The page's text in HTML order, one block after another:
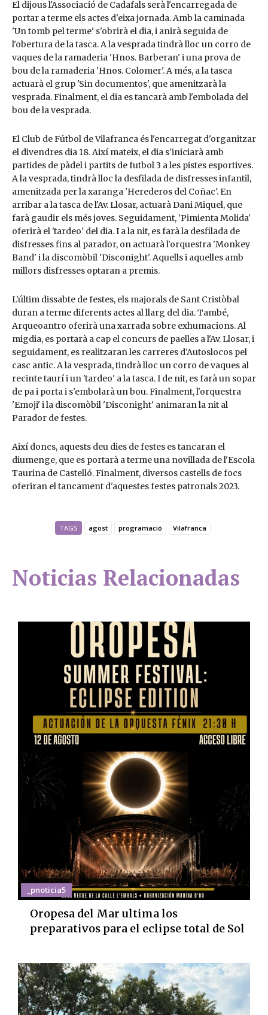
El dijous l'Associació de Cadafals serà l'encarregada de
portar a terme els actes d'eixa jornada. Amb la caminada
'Un tomb pel terme' s'obrirà el dia, i anirà seguida de
l'obertura de la tasca. A la vesprada tindrà lloc un corro de
vaques de la ramaderia 'Hnos. Barberan' i una prova de
bou de la ramaderia 'Hnos. Colomer'. A més, a la tasca
actuarà el grup 'Sin documentos', que amenitzarà la
vesprada. Finalment, el dia es tancarà amb l'embolada del
bou de la vesprada.
El Club de Fútbol de Vilafranca és l'encarregat d'organitzar
el divendres dia 18. Així mateix, el dia s'iniciarà amb
partides de pàdel i partits de futbol 3 a les pistes esportives.
A la vesprada, tindrà lloc la desfilada de disfresses infantil,
amenitzada per la xaranga 'Herederos del Coñac'. En
arribar a la tasca de l'Av. Llosar, actuarà Dani Miquel, que
farà gaudir els més joves. Seguidament, 'Pimienta Molida'
oferirà el 'tardeo' del dia. I a la nit, es farà la desfilada de
disfresses fins al parador, on actuarà l'orquestra 'Monkey
Band' i la discomòbil 'Disconight'. Aquells i aquelles amb
millors disfresses optaran a premis.
L'últim dissabte de festes, els majorals de Sant Cristòbal
duran a terme diferents actes al llarg del dia. També,
Arqueoantro oferirà una xarrada sobre exhumacions. Al
migdia, es portarà a cap el concurs de paelles a l'Av. Llosar, i
seguidament, es realitzaran les carreres d'Autoslocos pel
casc antic. A la vesprada, tindrà lloc un corro de vaques al
recinte taurí i un 'tardeo' a la tasca. I de nit, es farà un sopar
de pa i porta i s'embolarà un bou. Finalment, l'orquestra
'Emoji' i la discomòbil 'Disconight' animaran la nit al
Parador de festes.
Així doncs, aquests deu dies de festes es tancaran el
diumenge, que es portarà a terme una novillada de l'Escola
Taurina de Castelló. Finalment, diversos castells de focs
oferiran el tancament d'aquestes festes patronals 2023.
TAGS agost programació Vilafranca
Noticias Relacionadas
_pnoticia5
Oropesa del Mar ultima los
preparativos para el eclipse total de Sol